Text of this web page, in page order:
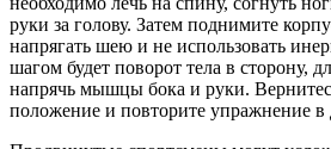
руки за голову. Затем поднимите
напрягать шею и не использовать
шагом будет поворот тела в сторону,
напрячь мышцы бока и руки.
положение и повторите упражнение в